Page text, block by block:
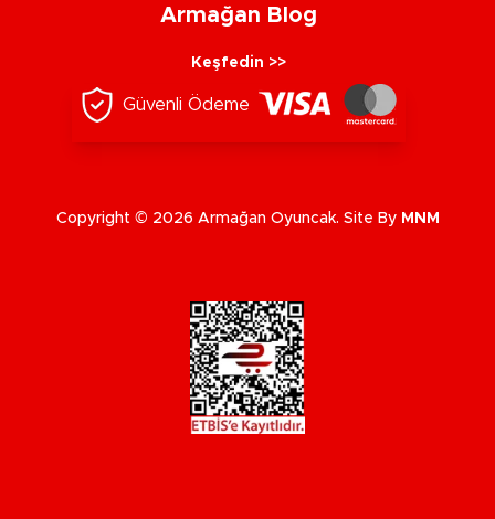
Armağan Blog
Keşfedin >>
Güvenli Ödeme
Copyright © 2026 Armağan Oyuncak. Site By MNM